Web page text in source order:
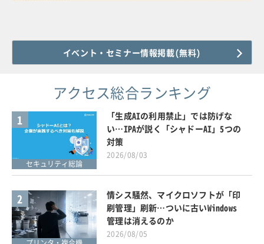
イベント・セミナー情報掲載(無料)
アクセス総合ランキング
1
セキュリティ総論
「生成AIの利用禁止」では防げな
い…IPAが説く「シャドーAI」5つの
対策
2026/08/03
2
情シス騒然、マイクロソフトが「印
刷管理」刷新…ついに古いWindows
管理は消えるのか
2026/08/05